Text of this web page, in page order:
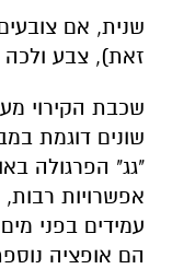
שנית, אם
זאת), צבע
שכבת הקירוי
שונים דוגמת
"גג" הפרגולה
אפשרויות רבות,
עמידים בפני
הם אופציה